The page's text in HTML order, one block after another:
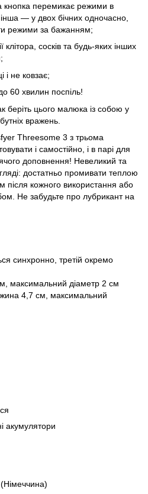
кнопка перемикає режими в
— у двох бічних одночасно,
режими за бажанням;
клітора, сосків та будь-яких інших
і не ковзає;
60 хвилин поспіль!
беріть цього малюка із собою у
вражень.
Threesome 3 з трьома
і самостійно, і в парі для
доповнення! Невеликий та
достатньо промивати теплою
кожного використання або
Не забудьте про лубрикант на
синхронно, третій окремо
максимальний діаметр 2 см
4,7 см, максимальний
акумулятори